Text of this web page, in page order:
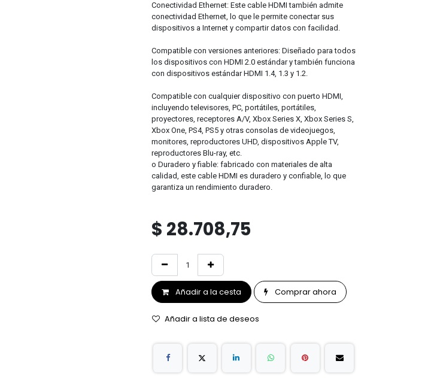
Conectividad Ethernet: Este cable HDMI también admite
conectividad Ethernet, lo que le permite conectar sus
dispositivos a Internet y compartir datos con facilidad.
Compatible con versiones anteriores: Diseñado para todos
los dispositivos con HDMI 2.0 estándar y también funciona
con dispositivos estándar HDMI 1.4, 1.3 y 1.2.
Compatible con cualquier dispositivo con puerto HDMI,
incluyendo televisores, PC, portátiles, portátiles,
proyectores, receptores A/V, Xbox Series X, Xbox Series S,
Xbox One, PS4, PS5 y otras consolas de videojuegos,
monitores, reproductores UHD, dispositivos Apple TV,
reproductores Blu-ray, etc.
o Duradero y fiable: fabricado con materiales de alta
calidad, este cable HDMI es duradero y confiable, lo que
garantiza un rendimiento duradero.
$ 28.708,75
Añadir a la cesta Comprar ahora
Añadir a lista de deseos